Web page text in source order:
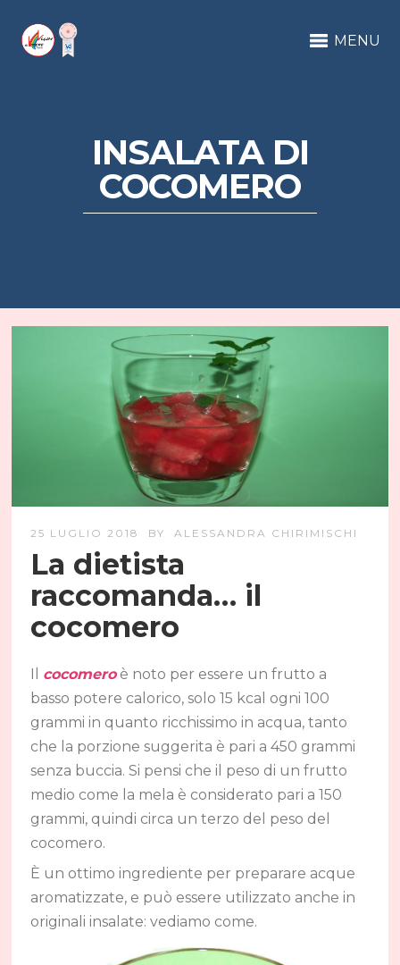
MENU
INSALATA DI
COCOMERO
25 LUGLIO 2018 BY ALESSANDRA CHIRIMISCHI
La dietista
raccomanda… il
cocomero
cocomeroè noto per essere un frutto a
basso potere calorico, solo 15 kcal ogni 100
grammi in quanto ricchissimo in acqua, tanto
che la porzione suggerita è pari a 450 grammi
senza buccia. Si pensi che il peso di un frutto
medio come la mela è considerato pari a 150
grammi, quindi circa un terzo del peso del
cocomero.
È un ottimo ingrediente per preparare acque
aromatizzate, e può essere utilizzato anche in
originali insalate: vediamo come.